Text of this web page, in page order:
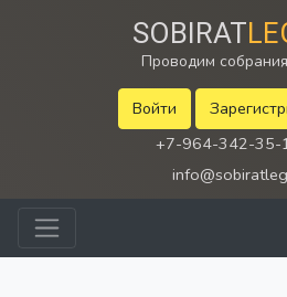
SOBIRAT
Проводим
Войти
+7-964-342-35-